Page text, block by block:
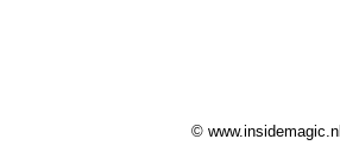
© www.insidemagic.nl